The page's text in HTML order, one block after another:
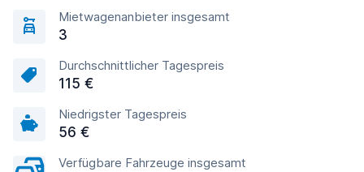
Mietwagenanbieter insgesamt
3
Durchschnittlicher Tagespreis
115 €
Niedrigster Tagespreis
56 €
Verfügbare Fahrzeuge insgesamt